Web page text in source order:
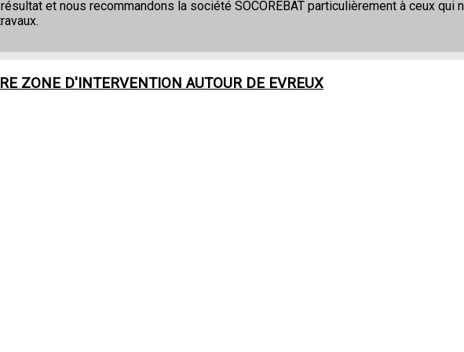
et nous recommandons la société SOCOREBAT particulièrement à ceux qui
ZONE D'INTERVENTION AUTOUR DE EVREUX